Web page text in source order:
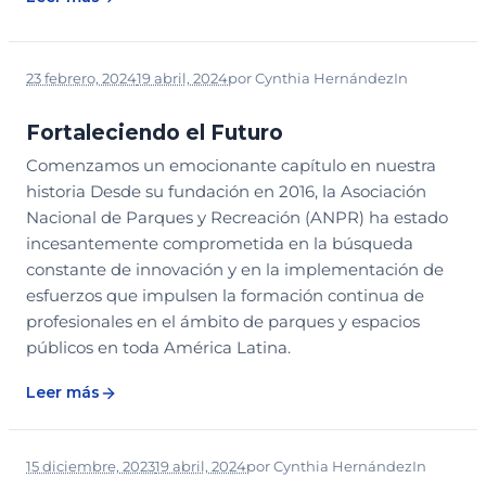
23 febrero, 202419 abril, 2024porCynthia HernándezIn
Fortaleciendo el Futuro
Comenzamos un emocionante capítulo en nuestra
historia Desde su fundación en 2016, la Asociación
Nacional de Parques y Recreación (ANPR) ha estado
incesantemente comprometida en la búsqueda
constante de innovación y en la implementación de
esfuerzos que impulsen la formación continua de
profesionales en el ámbito de parques y espacios
públicos en toda América Latina.
Leer más
15 diciembre, 202319 abril, 2024porCynthia HernándezIn